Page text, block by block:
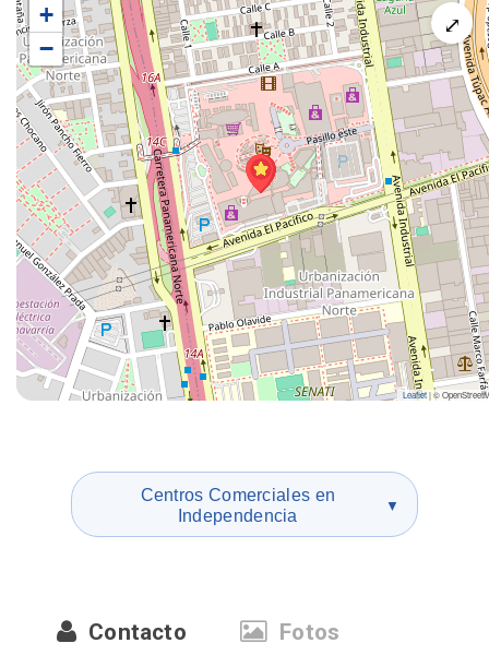
⤢
+
−
Leaflet|©
Centros Comerciales en
Independencia
▼
Contacto Fotos